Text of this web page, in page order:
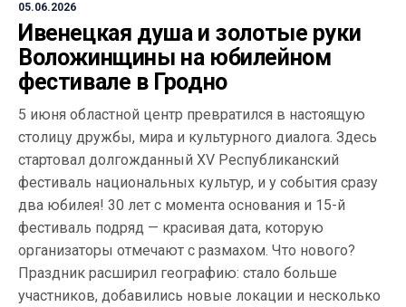
05.06.2026
Ивенецкая душа и золотые руки
Воложинщины на юбилейном
фестивале в Гродно
5 июня областной центр превратился в настоящую
столицу дружбы, мира и культурного диалога. Здесь
стартовал долгожданный XV Республиканский
фестиваль национальных культур, и у события сразу
два юбилея! 30 лет с момента основания и 15-й
фестиваль подряд — красивая дата, которую
организаторы отмечают с размахом. Что нового?
Праздник расширил географию: стало больше
участников, добавились новые локации и несколько